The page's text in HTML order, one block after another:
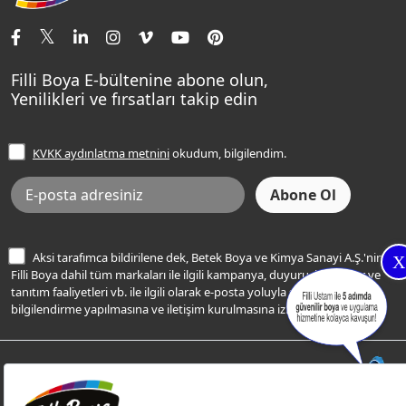
X
Tavan Boyaları
Ev Bakım ve Hobi Boyaları
Yatak Odası Renkleri
Sentomaxx Sentetik Boya
Sentomaxx İpeksi Mat
Momento Life
Şampanya Rengi
Açık Mavi Rengi
Frezya Rengi
İletişim Bilgilerimiz
Renk Danışma
Filli Ustam
Sıkça Sorulan Sorular
Ücretsiz Yalıtım Keşif Hizmeti
Bilgi Toplumu Hizmetleri
İnternet Sitesi Kullanım Koşulları
KVKK Talep Formu
KVKK Aydınlatma Metni
Filli Boya E-bültenine abone olun,
Yenilikleri ve fırsatları takip edin
KVKK aydınlatma metniniokudum, bilgilendim.
Aksi tarafımca bildirilene dek, Betek Boya ve Kimya Sanayi A.Ş.'nin
Filli Boya dahil tüm markaları ile ilgili kampanya, duyuru, hizmetler ve
tanıtım faaliyetleri vb. ile ilgili olarak e-posta yoluyla şahsıma
bilgilendirme yapılmasına ve iletişim kurulmasına izin veriyorum.